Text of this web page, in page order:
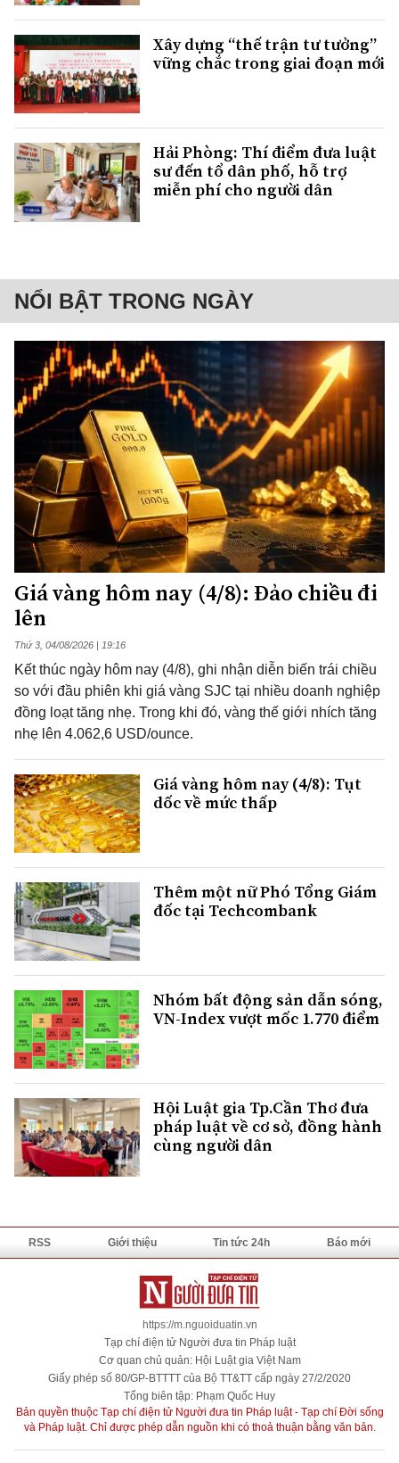
Xây dựng “thế trận tư tưởng”
vững chắc trong giai đoạn mới
Hải Phòng: Thí điểm đưa luật
sư đến tổ dân phố, hỗ trợ
miễn phí cho người dân
NỔI BẬT TRONG NGÀY
Giá vàng hôm nay (4/8): Đảo chiều đi
lên
Thứ 3, 04/08/2026 | 19:16
Kết thúc ngày hôm nay (4/8), ghi nhận diễn biến trái chiều
so với đầu phiên khi giá vàng SJC tại nhiều doanh nghiệp
đồng loạt tăng nhẹ. Trong khi đó, vàng thế giới nhích tăng
nhẹ lên 4.062,6 USD/ounce.
Giá vàng hôm nay (4/8): Tụt
dốc về mức thấp
Thêm một nữ Phó Tổng Giám
đốc tại Techcombank
Nhóm bất động sản dẫn sóng,
VN-Index vượt mốc 1.770 điểm
Hội Luật gia Tp.Cần Thơ đưa
pháp luật về cơ sở, đồng hành
cùng người dân
RSS Giới thiệu Tin tức 24h Báo mới
https://m.nguoiduatin.vn
Tạp chí điện tử Người đưa tin Pháp luật
Cơ quan chủ quản: Hội Luật gia Việt Nam
Giấy phép số 80/GP-BTTTT của Bộ TT&TT cấp ngày 27/2/2020
Tổng biên tập: Phạm Quốc Huy
Bản quyền thuộc Tạp chí điện tử Người đưa tin Pháp luật - Tạp chí Đời sống
và Pháp luật. Chỉ được phép dẫn nguồn khi có thoả thuận bằng văn bản.